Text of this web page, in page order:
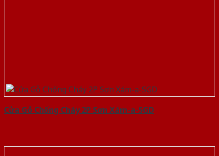
Cửa Gỗ Chống Cháy 2P Sơn Xám-a-SGD